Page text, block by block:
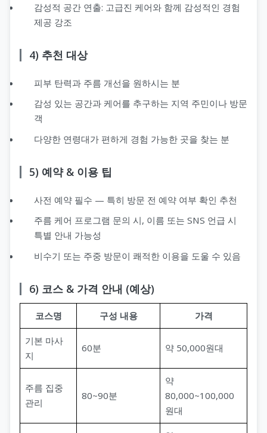
감성적 공간 연출: 고급진 케어와 함께 감성적인 경험
제공 강조
4) 추천 대상
피부 탄력과 주름 개선을 원하시는 분
감성 있는 공간과 케어를 추구하는 지역 주민이나 방문
객
다양한 연령대가 편하게 경험 가능한 곳을 찾는 분
5) 예약 & 이용 팁
사전 예약 필수 — 특히 방문 전 예약 여부 확인 추천
주름 케어 프로그램 문의 시, 이름 또는 SNS 언급 시
특별 안내 가능성
비수기 또는 주중 방문이 쾌적한 이용을 도울 수 있음
6) 코스 & 가격 안내 (예상)
코스명 구성 내용 가격
기본 마사
지
60분 약 50,000원대
주름 집중
관리
80~90분
약
80,000~100,000
원대